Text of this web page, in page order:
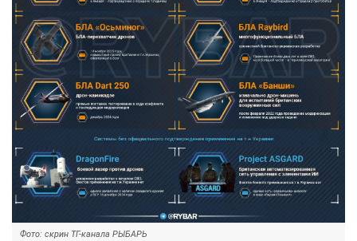
Фото: скрин ТГ-канала РЫБАРЬ